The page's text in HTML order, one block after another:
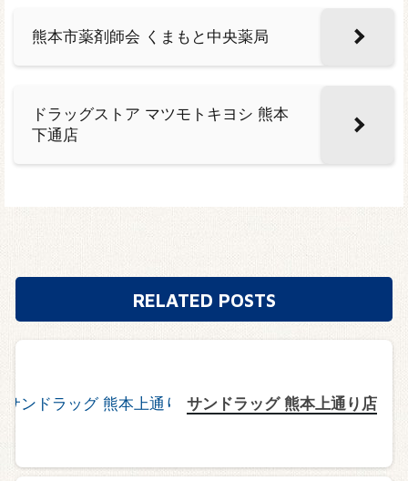
熊本市薬剤師会 くまもと中央薬局
ドラッグストア マツモトキヨシ 熊本
下通店
RELATED POSTS
サンドラッグ 熊本上通り店